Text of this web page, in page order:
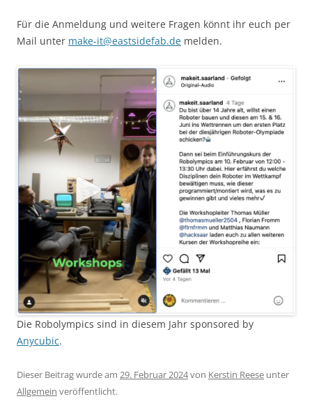
Für die Anmeldung und weitere Fragen könnt ihr euch per
Mail unter make-it@eastsidefab.de melden.
Die Robolympics sind in diesem Jahr sponsored by
Anycubic.
Dieser Beitrag wurde am 29. Februar 2024von Kerstin Reese unter
Allgemein veröffentlicht.